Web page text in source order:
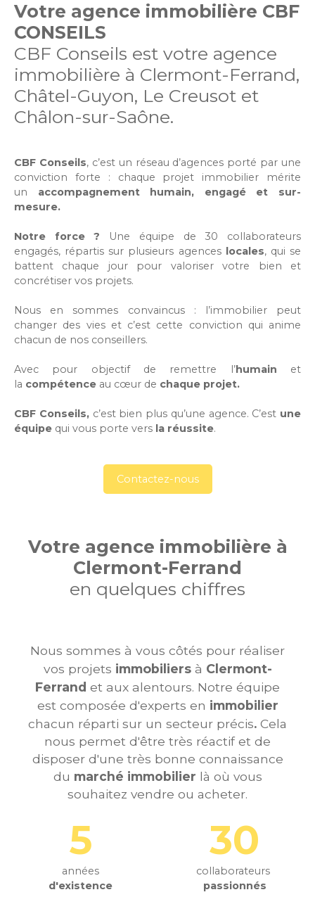
Votre agence immobilière CBF
CONSEILS
CBF Conseils est votre agence
immobilière à Clermont-Ferrand,
Châtel-Guyon, Le Creusot et
Châlon-sur-Saône.
CBF Conseils, c’est un réseau d’agences porté par une
conviction forte : chaque projet immobilier mérite
un accompagnement humain, engagé et sur-
mesure.
Notre force ? Une équipe de 30 collaborateurs
engagés, répartis sur plusieurs agenceslocales, qui se
battent chaque jour pour valoriser votre bien et
concrétiser vos projets.
Nous en sommes convaincus : l’immobilier peut
changer des vies et c’est cette conviction qui anime
chacun de nos conseillers.
Avec pour objectif de remettre l’humain et
la compétence au cœur de chaque projet.
CBF Conseils,c’est bien plus qu’une agence. C’est une
équipe qui vous porte vers la réussite.
Contactez-nous
Votre agence immobilière à
Clermont-Ferrand
en quelques chiffres
Nous sommes à vous côtés pour réaliser
vos projets immobiliersà Clermont-
Ferrand et aux alentours. Notre équipe
est composée d'experts en immobilier
chacun réparti sur un secteur précis. Cela
nous permet d'être très réactif et de
disposer d'une très bonne connaissance
du marché immobilier là où vous
souhaitez vendre ou acheter.
5
années
d'existence
30
collaborateurs
passionnés